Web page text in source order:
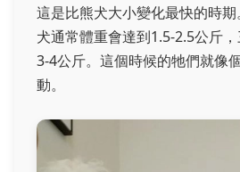
這是比熊犬大小變化最快的時
犬通常體重會達到1.5-2.5公斤
3-4公斤。這個時候的牠們就像
動。